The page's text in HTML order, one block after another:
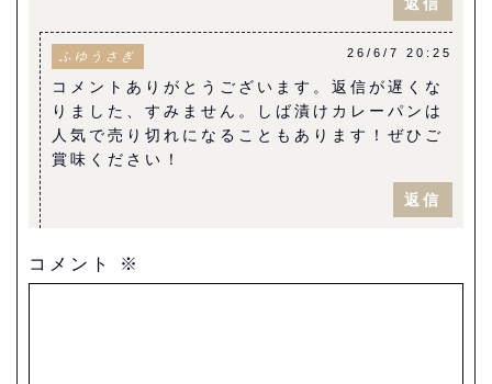
ふゆうさぎ 26/6/7 20:25
コメントありがとうございます。返信が遅くな
りました、すみません。しば漬けカレーパンは
人気で売り切れになることもあります！ぜひご
賞味ください！
返信
コメント ※